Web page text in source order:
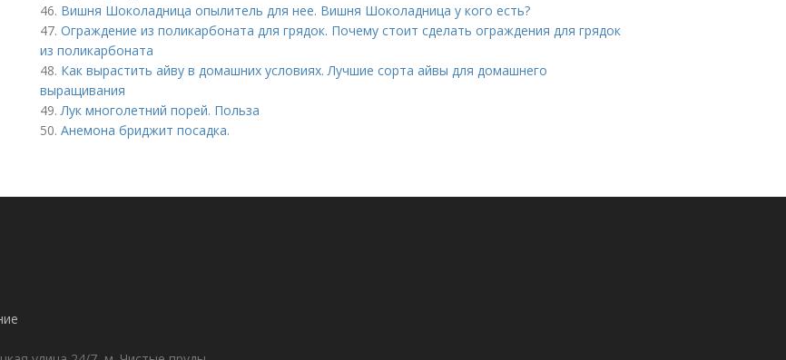
46. Вишня Шоколадница опылитель для нее. Вишня Шоколадница у кого есть?
47. Ограждение из поликарбоната для грядок. Почему стоит сделать ограждения для грядок
из поликарбоната
48. Как вырастить айву в домашних условиях. Лучшие сорта айвы для домашнего
выращивания
49.Лук многолетний порей. Польза
50. Анемона бриджит посадка.